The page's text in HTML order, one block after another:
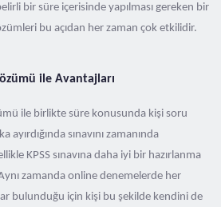
bir süre içerisinde yapılması gereken bir
bu açıdan her zaman çok etkilidir.
ile Avantajları
ile birlikte süre konusunda kişi soru
sınavını zamanında
KPSS sınavına daha iyi bir hazırlanma
zamanda online denemelerde her
bulunduğu için kişi bu şekilde kendini de